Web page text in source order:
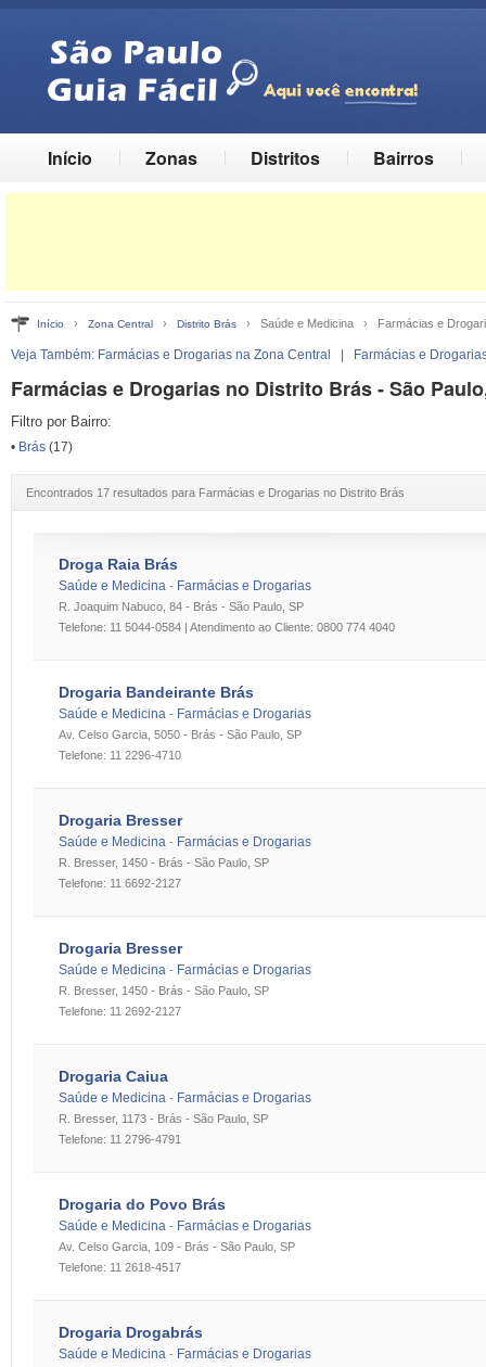
Início Zonas Distritos Bairros
Início › Zona Central › Distrito Brás › Saúde e Medicina › Farmácias e
Veja Também: Farmácias e Drogarias na Zona Central Farmácias e
Farmácias e Drogarias no Distrito Brás - São
Filtro por Bairro:
• Brás (17)
Encontrados 17 resultados para Farmácias e Drogarias no Distrito Brás
Droga Raia Brás
Saúde e Medicina - Farmácias e Drogarias
R. Joaquim Nabuco, 84 - Brás - São Paulo, SP
Telefone: 11 5044-0584 | Atendimento ao Cliente: 0800 774 4040
Drogaria Bandeirante Brás
Saúde e Medicina - Farmácias e Drogarias
Av. Celso Garcia, 5050 - Brás - São Paulo, SP
Telefone: 11 2296-4710
Drogaria Bresser
Saúde e Medicina - Farmácias e Drogarias
R. Bresser, 1450 - Brás - São Paulo, SP
Telefone: 11 6692-2127
Drogaria Bresser
Saúde e Medicina - Farmácias e Drogarias
R. Bresser, 1450 - Brás - São Paulo, SP
Telefone: 11 2692-2127
Drogaria Caiua
Saúde e Medicina - Farmácias e Drogarias
R. Bresser, 1173 - Brás - São Paulo, SP
Telefone: 11 2796-4791
Drogaria do Povo Brás
Saúde e Medicina - Farmácias e Drogarias
Av. Celso Garcia, 109 - Brás - São Paulo, SP
Telefone: 11 2618-4517
Drogaria Drogabrás
Saúde e Medicina - Farmácias e Drogarias